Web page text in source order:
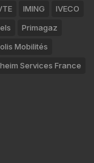
IMING
IVECO
Primagaz
Mobilités
Services France